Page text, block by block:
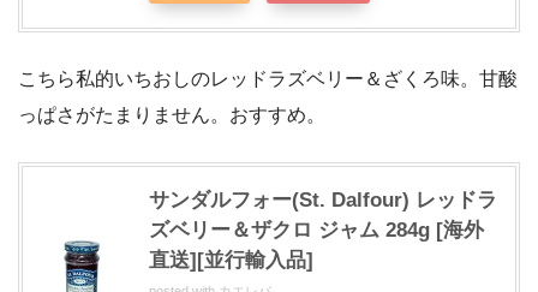
こちら私的いちおしのレッドラズベリー＆ざくろ味。甘酸
っぱさがたまりません。おすすめ。
サンダルフォー(St. Dalfour) レッドラ
ズベリー＆ザクロ ジャム 284g [海外
直送][並行輸入品]